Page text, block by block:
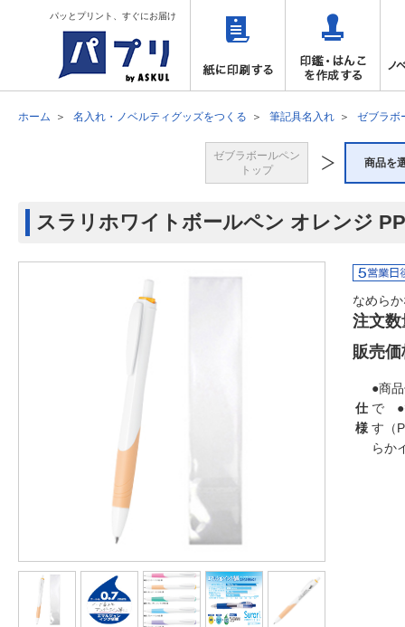
パッとプリント、すぐにお届け
ホーム 名入れ・ノベルティグッズをつくる 筆記具名入れ ゼブラボ
ゼブラボールペン
トップ
商品を
スラリホワイトボールペン オレンジ
なめら
注文数
販売価
仕
様
●商
で ●
す（
ら